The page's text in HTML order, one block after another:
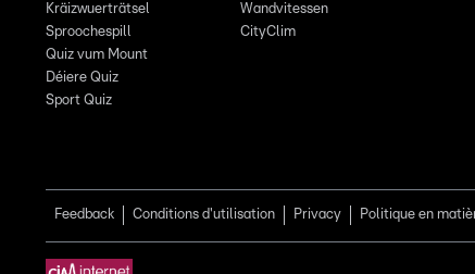
Kräizwuerträtsel
Sproochespill
Quiz vum Mount
Déiere Quiz
Sport Quiz
Wandvitessen
CityClim
Feedback Conditions d'utilisation Privacy Politique en